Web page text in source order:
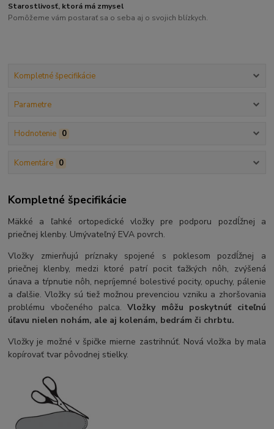
Starostlivosť, ktorá má zmysel
Pomôžeme vám postarať sa o seba aj o svojich blízkych.
Kompletné špecifikácie
Parametre
Hodnotenie 0
Komentáre 0
Kompletné špecifikácie
Mäkké a ľahké ortopedické vložky pre podporu pozdĺžnej a
priečnej klenby. Umývateľný EVA povrch.
Vložky zmierňujú príznaky spojené s poklesom pozdĺžnej a
priečnej klenby, medzi ktoré patrí pocit ťažkých nôh, zvýšená
únava a tŕpnutie nôh, nepríjemné bolestivé pocity, opuchy, pálenie
a ďalšie. Vložky sú tiež možnou prevenciou vzniku a zhoršovania
problému vbočeného palca.Vložky môžu poskytnúť citeľnú
úľavu nielen nohám, ale aj kolenám, bedrám či chrbtu.
Vložky je možné v špičke mierne zastrihnúť. Nová vložka by mala
kopírovať tvar pôvodnej stielky.